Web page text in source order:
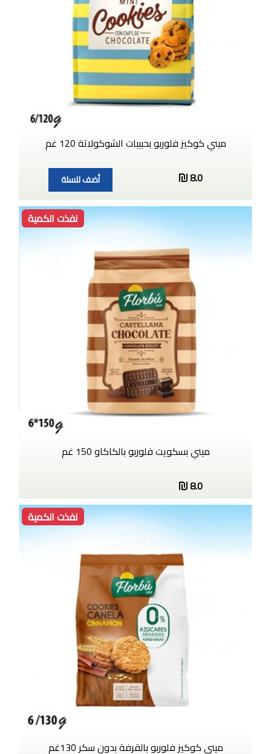
ميني كوكيز فلوربو بحبيبات الشوكولاتة 120 غم
8.0
أضف للسلة
نفذت الكمية
ميني بسكويت فلوربو بالكاكاو 150 غم
8.0
نفذت الكمية
ميني كوكيز فلوربو بالقرفة بدون سكر 130غم